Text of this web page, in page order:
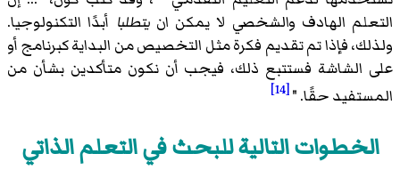
التعلم الهادف والشخصي لا يمكن انيتطلبا أبدًا التكنولوجيا.
ولذلك، فإذا تم تقديم فكرة مثل التخصيص من البداية كبرنامج أو
على الشاشة فستتبع ذلك، فيجب أن نكون متأكدين بشأن من
المستفيد حقًا. "[14]
الخطوات التالية للبحث في التعلم الذاتي